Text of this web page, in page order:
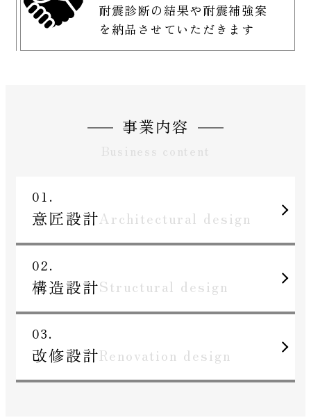
耐震診断の結果や耐震補強案
を納品させていただきます
事業内容
Business content
01.
意匠設計Architectural design
02.
構造設計Structural design
03.
改修設計Renovation design